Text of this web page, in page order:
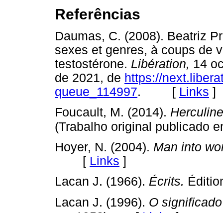
Referências
Daumas, C. (2008). Beatriz
sexes et genres, à coups de
testostérone. Libération, 14
de 2021, de https://
queue_114997. [ Links ]
Foucault, M. (2014).
(Trabalho original publicado
Hoyer, N. (2004). Man into
[ Links ]
Lacan J. (1966). Écrits.
Lacan J. (1996). O